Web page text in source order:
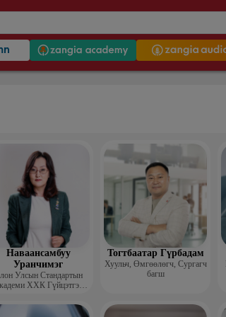
Наваансамбуу
Уранчимэг
Улсын Стандартын
ХХК Гүйцэтгэх
Тогтбаатар Гүрбадам
Хуульч, Өмгөөлөгч, Сургагч
багш